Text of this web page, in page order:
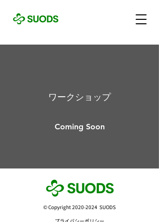
ワークショップ
Coming Soon
©︎ Copyright2020-2024 SUODS